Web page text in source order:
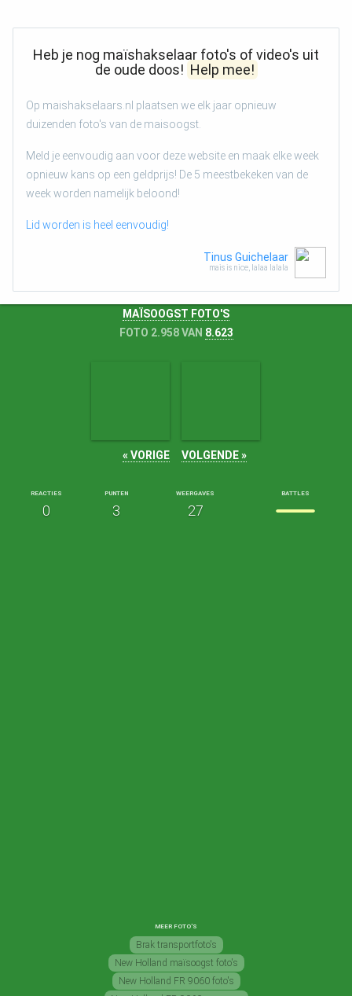
Heb je nog maïshakselaar foto's of video's uit
de oude doos! Help mee!
Op maishakselaars.nl plaatsen we elk jaar opnieuw
duizenden foto's van de maisoogst.
Meld je eenvoudig aan voor deze website en maak elke week
opnieuw kans op een geldprijs! De 5 meestbekeken van de
week worden namelijk beloond!
Lid worden is heel eenvoudig!
Tinus Guichelaar
mais is nice, lalaa lalala
MAÏSOOGST FOTO'S
FOTO 2.958 VAN 8.623
« VORIGE VOLGENDE »
REACTIES
0
PUNTEN
3
WEERGAVES
27
BATTLES
MEER FOTO'S
Brak transportfoto's
New Holland maïsoogst foto's
New Holland FR 9060 foto's